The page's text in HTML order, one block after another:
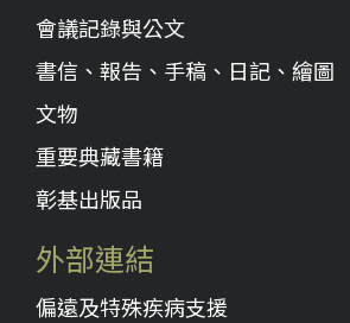
會議記錄與公文
書信、報告、手稿、日記、繪圖
文物
重要典藏書籍
彰基出版品
外部連結
偏遠及特殊疾病支援